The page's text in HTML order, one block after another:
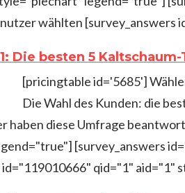
wählten
Die besten 5
[pricingtable id='5685']
Die Wahl des Kunden: die
haben diese Umfrage
[survey_answers
qid="1"